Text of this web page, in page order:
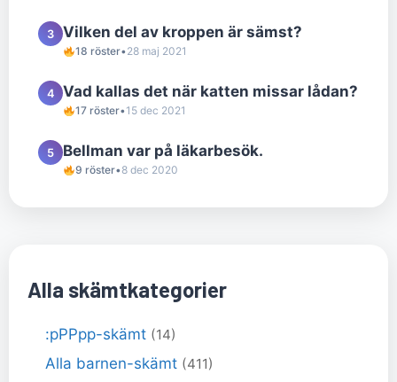
3 Vilken del av kroppen är sämst?
18 röster•28 maj 2021
4 Vad kallas det när katten missar lådan?
17 röster•15 dec 2021
5 Bellman var på läkarbesök.
9 röster•8 dec 2020
Alla skämtkategorier
:pPPpp-skämt (14)
Alla barnen-skämt (411)